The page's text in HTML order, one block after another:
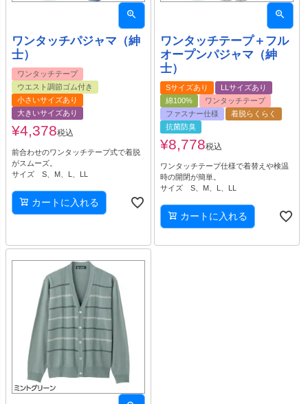
ワンタッチパジャマ（紳
士）
ワンタッチテープ
ウエスト調節ゴム付き
小さいサイズあり
大きいサイズあり
¥4,378税込
前合わせのワンタッチテープ式で着脱
がスムーズ。
サイズ S、M、L、LL
カートに入れる
ワンタッチテープ＋フル
オープンパジャマ（紳
士）
Sサイズあり
LLサイズあり
綿100%
ワンタッチテープ
ファスナー仕様
着脱らくらく
抗菌防臭
¥8,778税込
ワンタッチテープ仕様で着替えや検温
時の開閉が簡単。
サイズ S、M、L、LL
カートに入れる